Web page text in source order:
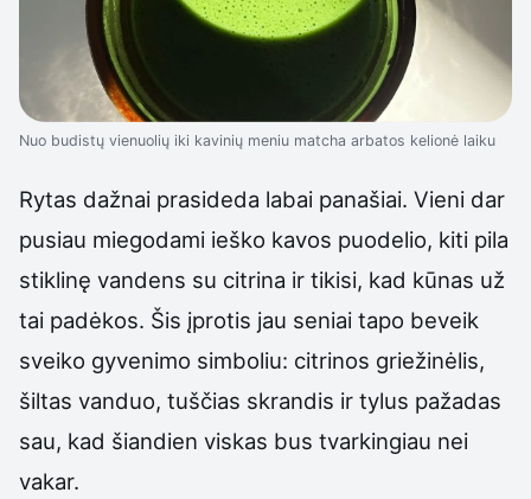
Nuo budistų vienuolių iki kavinių meniu matcha arbatos kelionė laiku
Rytas dažnai prasideda labai panašiai. Vieni dar
pusiau miegodami ieško kavos puodelio, kiti pila
stiklinę vandens su citrina ir tikisi, kad kūnas už
tai padėkos. Šis įprotis jau seniai tapo beveik
sveiko gyvenimo simboliu: citrinos griežinėlis,
šiltas vanduo, tuščias skrandis ir tylus pažadas
sau, kad šiandien viskas bus tvarkingiau nei
vakar.